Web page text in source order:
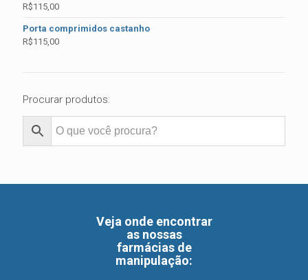
R$115,00
Porta comprimidos castanho
R$115,00
Procurar produtos:
Veja onde encontrar
as nossas
farmácias de
manipulação: